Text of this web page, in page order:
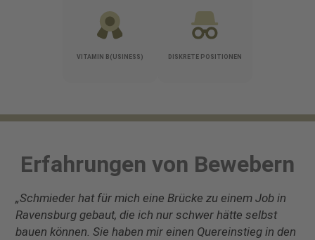
VITAMIN B(USINESS) DISKRETE POSITIONEN
Erfahrungen von Bewebern
„Schmieder hat für mich eine Brücke zu einem Job in
Ravensburg gebaut, die ich nur schwer hätte selbst
bauen können. Sie haben mir einen Quereinstieg in den